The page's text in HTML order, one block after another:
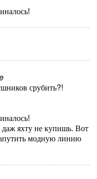
срубить?!
даж яхту не купишь. Вот
модную линию